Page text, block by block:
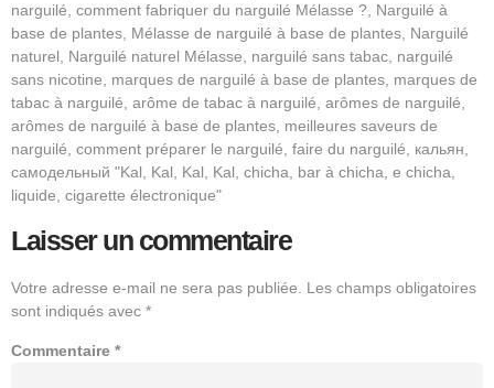
narguilé, comment fabriquer du narguilé Mélasse ?, Narguilé à
base de plantes, Mélasse de narguilé à base de plantes, Narguilé
naturel, Narguilé naturel Mélasse, narguilé sans tabac, narguilé
sans nicotine, marques de narguilé à base de plantes, marques de
tabac à narguilé, arôme de tabac à narguilé, arômes de narguilé,
arômes de narguilé à base de plantes, meilleures saveurs de
narguilé, comment préparer le narguilé, faire du narguilé, кальян,
самодельный "Kal, Kal, Kal, Kal, chicha, bar à chicha, e chicha,
liquide, cigarette électronique"
Laisser un commentaire
Votre adresse e-mail ne sera pas publiée.
Les champs obligatoires
sont indiqués avec *
Commentaire *